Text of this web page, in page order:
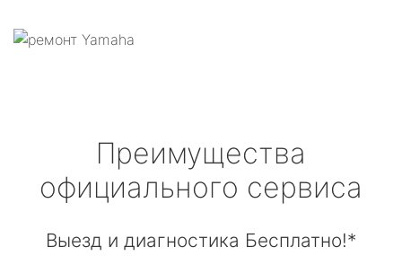
Преимущества
официального сервиса
Выезд и диагностика Бесплатно!*